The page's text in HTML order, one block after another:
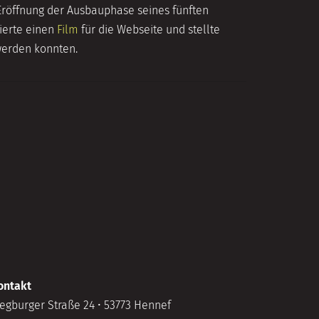
der Ausbauphase seines fünften
einen Film für die Webseite und stellte
konnten.
Straße 24 • 53773 Hennef